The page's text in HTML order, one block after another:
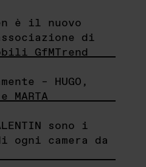
è il nuovo
di
GfMTrend
– HUGO,
MARTA
sono i
camera da